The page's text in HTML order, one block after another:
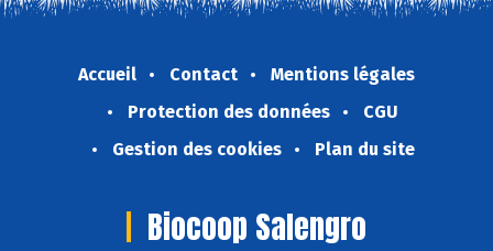
Accueil Contact
Mentions légales
Protection des données
CGU
Gestion des cookies
Plan du site
Biocoop Salengro